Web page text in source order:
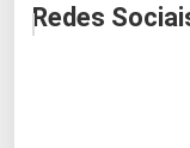
Redes